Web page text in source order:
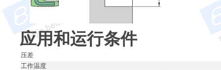
应用和运行条件
压差
工作温度